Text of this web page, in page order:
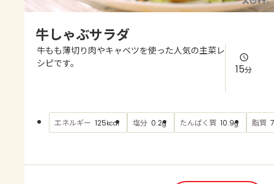
よくあるお問い合わせ
AJINOMOTO PARK とは
牛しゃぶサラダ
牛もも薄切り肉やキャベツを使った人気の主菜レ
シピです。
15分
エネルギー 125kcal 塩分 0.2g たんぱく質 10.9g 脂質